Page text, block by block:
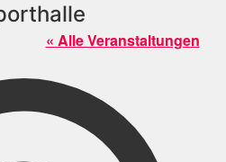
« Alle Veranstaltungen